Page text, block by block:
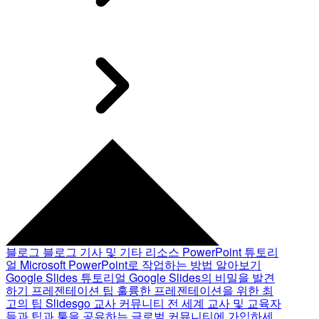
블로그 블로그 기사 및 기타 리소스 PowerPoint 튜토리
얼 Microsoft PowerPoint로 작업하는 방법 알아보기
Google Slides 튜토리얼 Google Slides의 비밀을 발견
하기 프레젠테이션 팁 훌륭한 프레젠테이션을 위한 최
고의 팁 Slidesgo 교사 커뮤니티 전 세계 교사 및 교육자